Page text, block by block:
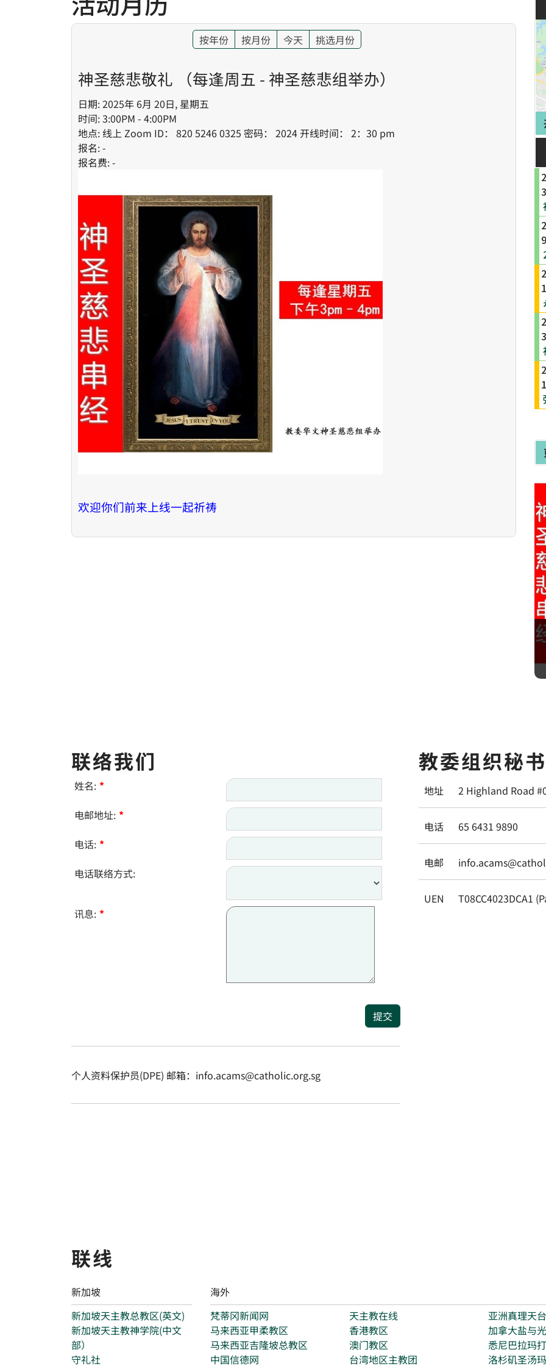
按年份 按月份 今天 挑选月份
神圣慈悲敬礼 （每逢周五 - 神圣慈悲组举办）
日期: 2025年 6月 20日, 星期五
时间: 3:00PM - 4:00PM
地点: 线上 Zoom ID： 820 5246 0325 密码： 2024 开线时间： 2：30 pm
报名: -
报名费: -
欢迎你们前来上线一起祈祷
联络我们
姓名: *
电邮地址: *
电话: *
电话联络方式:
讯息: *
提交
个人资料保护员(DPE) 邮箱：info.acams@catholic.org.sg
教委组织秘
地址 2 Highland Road
电话 65 6431 9890
电邮
UEN T08CC4023DCA1
联线
新加坡
新加坡天主教总教区(英文)
新加坡天主教神学院(中文
部）
守礼社
海外
梵蒂冈新闻网
马来西亚甲柔教区
马来西亚吉隆坡总教区
中国信德网
天主教在线
香港教区
澳门教区
台湾地区主教团
亚洲真理天台
加拿大盐与光
悉尼巴拉玛
洛杉矶圣汤